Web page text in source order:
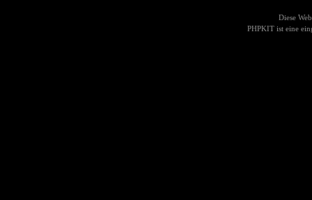
Diese
PHPKIT ist eine